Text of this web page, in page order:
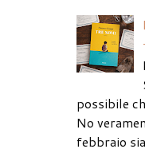
possibile
No
febbraio